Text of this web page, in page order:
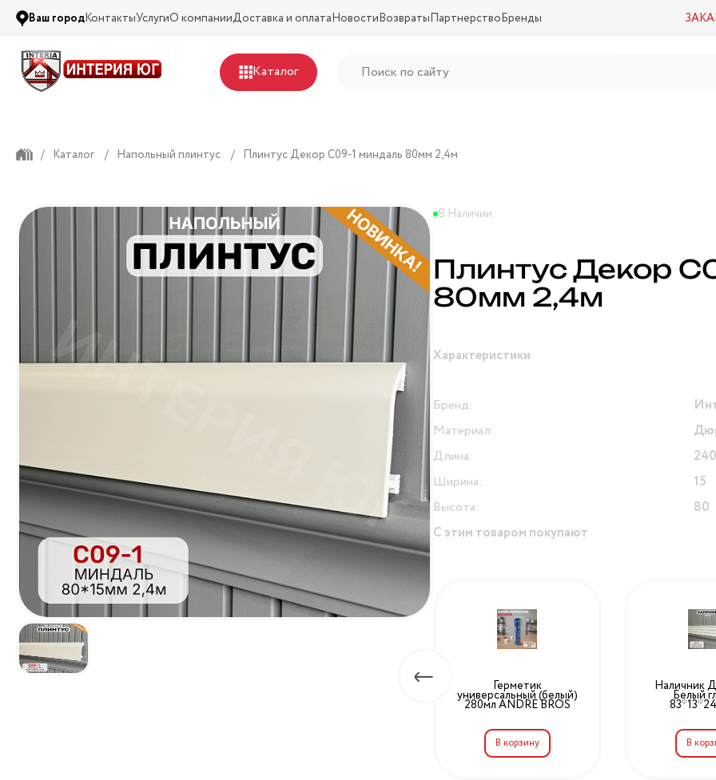
Ваш городКонтактыУслугиО компанииДоставка и оплатаНовостиВозвратыПартнерствоБренды
Каталог
/ Каталог / Напольный плинтус / Плинтус Декор С09-1 миндаль 80мм 2,4м
В Наличии
Плинтус Декор
80мм 2,4м
Характеристики
Бренд:
Материал:
Длина:
Ширина:
15
Высота:
80
С этим товаром покупают
Герметик
универсальный (белый)
280мл ANDRE BROS
Наличник
Белый